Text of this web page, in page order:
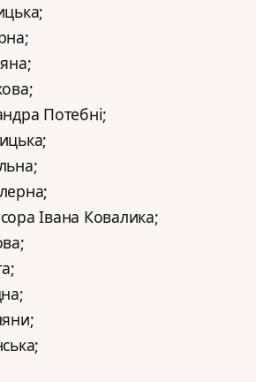
Потебні;
Івана Ковалика;